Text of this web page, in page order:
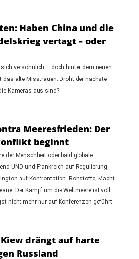
Haben China und die
vertagt – oder
sich versöhnlich – doch hinter dem neuen
das alte Misstrauen. Droht der nächste
Kameras aus sind?
Meeresfrieden: Der
beginnt
der Menschheit oder bald globale
UNO und Frankreich auf Regulierung
auf Konfrontation. Rohstoffe, Macht
Der Kampf um die Weltmeere ist voll
nicht mehr nur auf Konferenzen geführt.
drängt auf harte
Russland